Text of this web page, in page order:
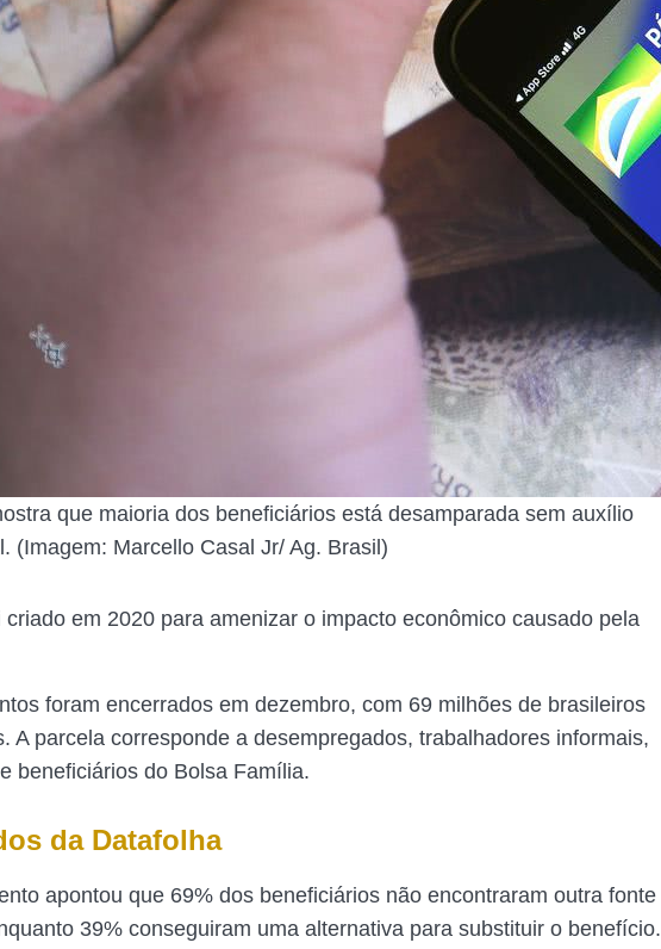
que maioria dos beneficiários está desamparada sem auxílio
(Imagem: Marcello Casal Jr/ Ag. Brasil)
criado em 2020 para amenizar o impacto econômico causado pela
foram encerrados em dezembro, com 69 milhões de brasileiros
A parcela corresponde a desempregados, trabalhadores informais,
beneficiários do Bolsa Família.
da Datafolha
apontou que 69% dos beneficiários não encontraram outra fonte
39% conseguiram uma alternativa para substituir o benefício.